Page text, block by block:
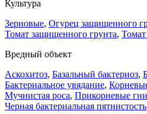
Культура
Зерновые, Огурец защищенного
Томат защищенного грунта, Томат
Вредный объект
Аскохитоз, Базальный бактериоз,
Бактериальное увядание,
Мучнистая роса, Прикорневые
Черная бактериальная пятнистость